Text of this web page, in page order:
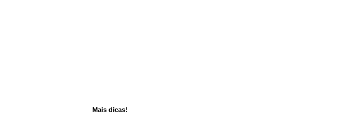
Mais dicas!